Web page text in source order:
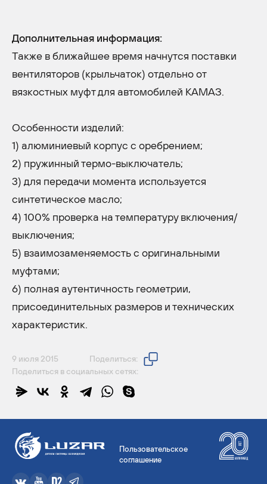
Дополнительная информация:
Также в ближайшее время начнутся поставки
вентиляторов (крыльчаток) отдельно от
вязкостных муфт для автомобилей КАМАЗ.
Особенности изделий:
1) алюминиевый корпус с оребрением;
2) пружинный термо-выключатель;
3) для передачи момента используется
синтетическое масло;
4) 100% проверка на температуру включения/
выключения;
5) взаимозаменяемость с оригинальными
муфтами;
6) полная аутентичность геометрии,
присоединительных размеров и технических
характеристик.
9 июля 2015
Поделиться:
Поделиться в социальных сетях:
Пользовательское
соглашение